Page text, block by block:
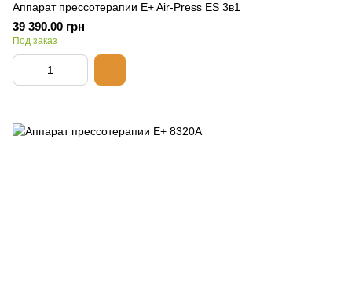
Аппарат прессотерапии E+ Air-Press ES 3в1
39 390.00 грн
Под заказ